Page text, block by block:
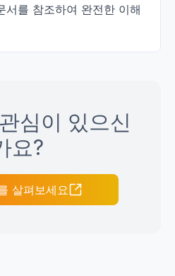
서를 참조하여 완전한 이해
심이 있으신
요?
살펴보세요